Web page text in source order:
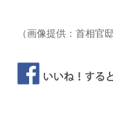
（画像提供：首相官邸